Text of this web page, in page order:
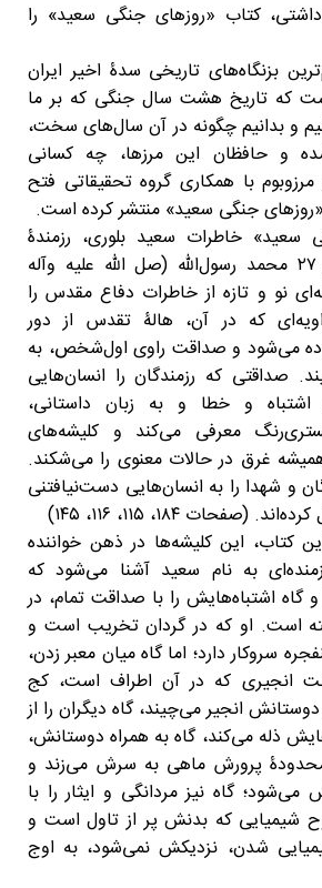
کتاب «روزهای جنگی سعید» را
بزنگاه‌های تاریخی سدۀ اخیر ایران
که تاریخ هشت سال جنگی که بر ما
و بدانیم چگونه در آن سال‌های سخت،
و حافظان این مرزها، چه کسانی
مرزوبوم با همکاری گروه تحقیقاتی فتح
«روزهای جنگی سعید» منتشر کرده است.
سعید» خاطرات سعید بلوری، رزمندۀ
گردان تخریب لشکر ۲۷ محمد رسول‌الله (صل الله علیه وآله
نو و تازه از خاطرات دفاع مقدس را
که در آن، هالۀ تقدس از دور
می‌شود و صداقت راوی اول‌شخص، به
صداقتی که رزمندگان را انسان‌هایی
اشتباه و خطا و به زبان داستانی،
معرفی می‌کند و کلیشه‌های
غرق در حالات معنوی را می‌شکند.
و شهدا را به انسان‌هایی دست‌نیافتنی
۱۸۴، ۱۱۵، ۱۱۶، ۱۴۵)
کتاب، این کلیشه‌ها در ذهن خواننده
به نام سعید آشنا می‌شود که
اشتباه‌هایش را با صداقت تمام، در
است. او که در گردان تخریب است و
سروکار دارد؛ اما گاه میان معبر زدن،
انجیری که در آن اطراف است، کج
انجیر می‌چیند، گاه دیگران را از
ذله می‌کند، گاه به همراه دوستانش،
پرورش ماهی به سرش می‌زند و
گاه نیز مردانگی و ایثار را با
شیمیایی که بدنش پر از تاول است و
شدن، نزدیکش نمی‌شود، به اوج